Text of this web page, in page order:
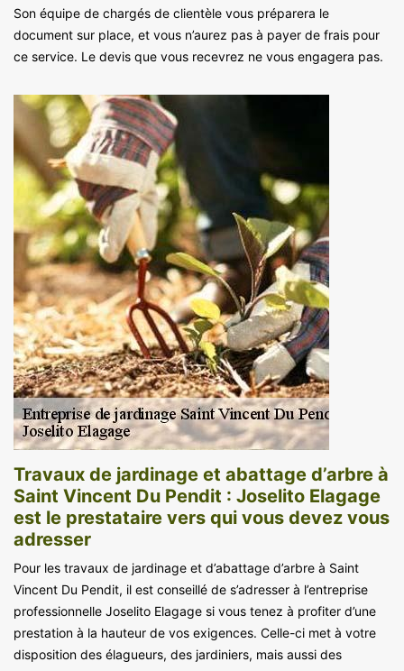
Son équipe de chargés de clientèle vous préparera le
document sur place, et vous n’aurez pas à payer de frais pour
ce service. Le devis que vous recevrez ne vous engagera pas.
Travaux de jardinage et abattage d’arbre à
Saint Vincent Du Pendit : Joselito Elagage
est le prestataire vers qui vous devez vous
adresser
Pour les travaux de jardinage et d’abattage d’arbre à Saint
Vincent Du Pendit, il est conseillé de s’adresser à l’entreprise
professionnelle Joselito Elagage si vous tenez à profiter d’une
prestation à la hauteur de vos exigences. Celle-ci met à votre
disposition des élagueurs, des jardiniers, mais aussi des